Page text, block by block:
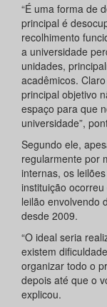
“É uma forma de
principal é
recolhimento
a universidade
unidades,
acadêmicos.
principal objetivo
espaço para que
universidade”,
Segundo ele,
regularmente por
internas, os
instituição
leilão envolvendo
desde 2009.
“O ideal seria
existem
organizar todo o
depois até que o
explicou.